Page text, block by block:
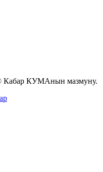
Кабар КУМАнын мазмуну.